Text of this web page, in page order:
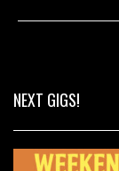
NEXT GIGS!